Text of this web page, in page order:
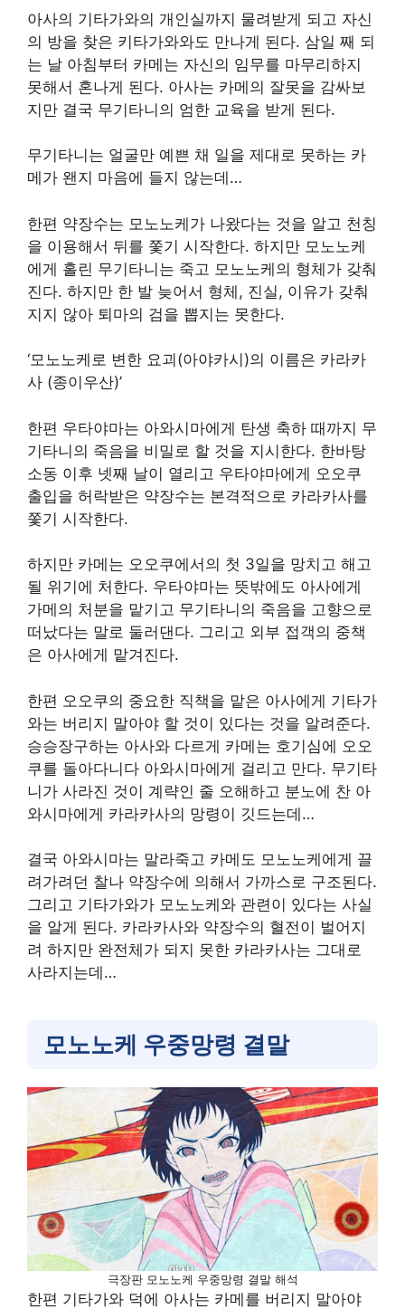
아사의 기타가와의 개인실까지 물려받게 되고 자신
의 방을 찾은 키타가와와도 만나게 된다. 삼일 째 되
는 날 아침부터 카메는 자신의 임무를 마무리하지
못해서 혼나게 된다. 아사는 카메의 잘못을 감싸보
지만 결국 무기타니의 엄한 교육을 받게 된다.
무기타니는 얼굴만 예쁜 채 일을 제대로 못하는 카
메가 왠지 마음에 들지 않는데…
한편 약장수는 모노노케가 나왔다는 것을 알고 천칭
을 이용해서 뒤를 쫓기 시작한다. 하지만 모노노케
에게 홀린 무기타니는 죽고 모노노케의 형체가 갖춰
진다. 하지만 한 발 늦어서 형체, 진실, 이유가 갖춰
지지 않아 퇴마의 검을 뽑지는 못한다.
‘모노노케로 변한 요괴(아야카시)의 이름은 카라카
사 (종이우산)’
한편 우타야마는 아와시마에게 탄생 축하 때까지 무
기타니의 죽음을 비밀로 할 것을 지시한다. 한바탕
소동 이후 넷째 날이 열리고 우타야마에게 오오쿠
출입을 허락받은 약장수는 본격적으로 카라카사를
쫓기 시작한다.
하지만 카메는 오오쿠에서의 첫 3일을 망치고 해고
될 위기에 처한다. 우타야마는 뜻밖에도 아사에게
가메의 처분을 맡기고 무기타니의 죽음을 고향으로
떠났다는 말로 둘러댄다. 그리고 외부 접객의 중책
은 아사에게 맡겨진다.
한편 오오쿠의 중요한 직책을 맡은 아사에게 기타가
와는 버리지 말아야 할 것이 있다는 것을 알려준다.
승승장구하는 아사와 다르게 카메는 호기심에 오오
쿠를 돌아다니다 아와시마에게 걸리고 만다. 무기타
니가 사라진 것이 계략인 줄 오해하고 분노에 찬 아
와시마에게 카라카사의 망령이 깃드는데…
결국 아와시마는 말라죽고 카메도 모노노케에게 끌
려가려던 찰나 약장수에 의해서 가까스로 구조된다.
그리고 기타가와가 모노노케와 관련이 있다는 사실
을 알게 된다. 카라카사와 약장수의 혈전이 벌어지
려 하지만 완전체가 되지 못한 카라카사는 그대로
사라지는데…
모노노케 우중망령 결말
극장판 모노노케 우중망령 결말 해석
한편 기타가와 덕에 아사는 카메를 버리지 말아야